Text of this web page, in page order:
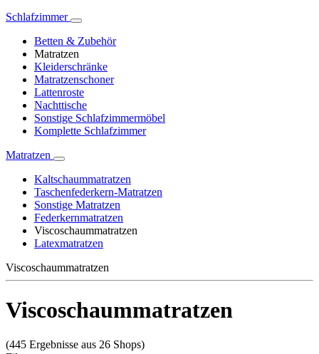
Schlafzimmer
Betten & Zubehör
Matratzen
Kleiderschränke
Matratzenschoner
Lattenroste
Nachttische
Sonstige Schlafzimmermöbel
Komplette Schlafzimmer
Matratzen
Kaltschaummatratzen
Taschenfederkern-Matratzen
Sonstige Matratzen
Federkernmatratzen
Viscoschaummatratzen
Latexmatratzen
Viscoschaummatratzen
Viscoschaummatratzen
(445 Ergebnisse aus 26 Shops)